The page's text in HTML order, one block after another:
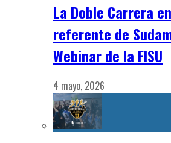
La Doble Carrera
referente de
Webinar de la FISU
4 mayo, 2026